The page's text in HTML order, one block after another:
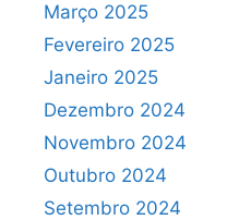
Março 2025
Fevereiro 2025
Janeiro 2025
Dezembro 2024
Novembro 2024
Outubro 2024
Setembro 2024